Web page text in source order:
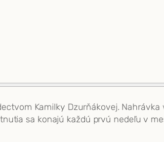
Kamilky Dzurňákovej.
sa konajú každú prvú nedeľu v